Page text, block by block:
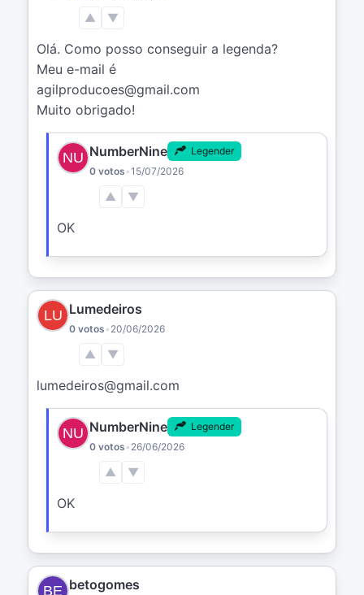
▲ ▼
Olá. Como posso conseguir a legenda?
Meu e-mail é
agilproducoes@gmail.com
Muito obrigado!
NumberNine
Legender
0 votos •15/07/2026
▲ ▼
OK
Lumedeiros
0 votos • 20/06/2026
▲ ▼
lumedeiros@gmail.com
NumberNine
Legender
0 votos • 26/06/2026
▲ ▼
OK
betogomes